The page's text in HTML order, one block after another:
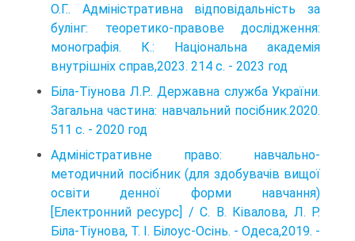
О.Г.. Адміністративна відповідальність за
булінг: теоретико-правове дослідження:
монографія. К.: Національна академія
внутрішніх справ,2023. 214 с. - 2023 год
Біла-Тіунова Л.Р.. Державна служба України.
Загальна частина: навчальний посібник.2020.
511 с. - 2020 год
Адміністративне право: навчально-
методичний посібник (для здобувачів вищої
освіти денної форми навчання)
[Електронний ресурс] / С. В. Ківалова, Л. Р.
Біла-Тіунова, Т. І. Білоус-Осінь. - Одеса,2019. -